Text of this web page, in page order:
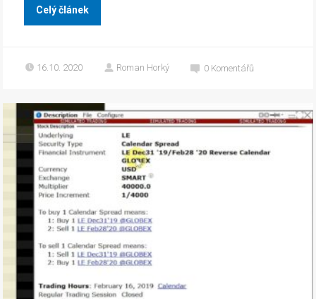
Celý článek
16.10. 2020 Roman Horký 0 Komentářů